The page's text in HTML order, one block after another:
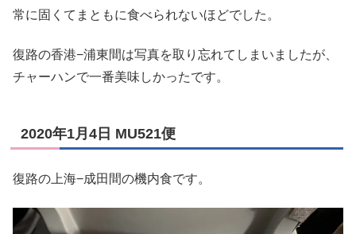
常に固くてまともに食べられないほどでした。
復路の香港−浦東間は写真を取り忘れてしまいましたが、
チャーハンで一番美味しかったです。
2020年1月4日 MU521便
復路の上海−成田間の機内食です。